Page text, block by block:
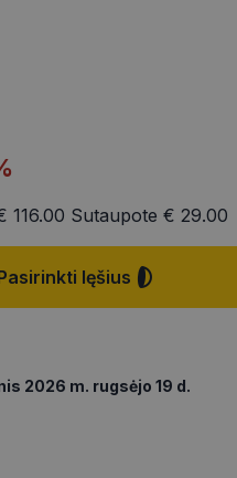
116.00 Sutaupote € 29.00
lęšius
2026 m. rugsėjo 19 d.